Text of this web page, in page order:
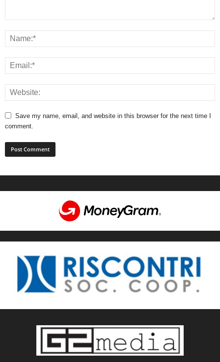
Save my name, email, and website in this browser for the next time I
comment.